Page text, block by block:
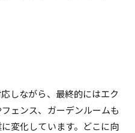
しながら、最終的にはエク
ェンス、ガーデンルームも
変化しています。どこに向